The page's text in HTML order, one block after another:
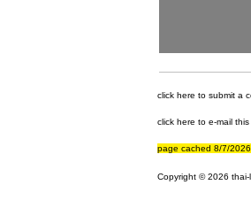
click here to submit a
click here to e-mail
page cached 8/7/
Copyright © 2026